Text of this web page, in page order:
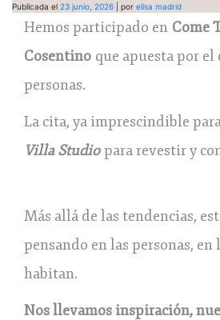
Publicada el 23 junio, 2026 por elisa madrid
Hemos participado en Come
Cosentino que apuesta por
personas.
La cita, ya imprescindible
Villa Studio para revestir y
Más allá de las tendencias,
pensando en las personas,
habitan.
Nos llevamos inspiración,